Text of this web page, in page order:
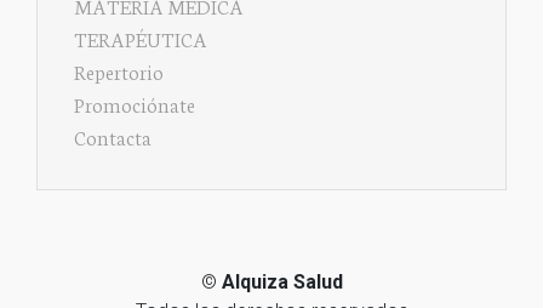
TERAPÉUTICA
Repertorio
Promociónate
Contacta
© Alquiza Salud